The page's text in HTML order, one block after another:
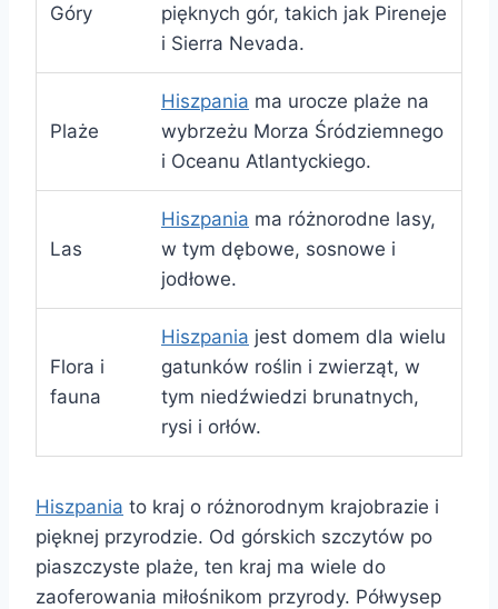
Góry
pięknych gór, takich jak Pireneje
i Sierra Nevada.
Plaże
Hiszpania ma urocze plaże na
wybrzeżu Morza Śródziemnego
i Oceanu Atlantyckiego.
Las
Hiszpania ma różnorodne lasy,
w tym dębowe, sosnowe i
jodłowe.
Flora i
fauna
Hiszpania jest domem dla wielu
gatunków roślin i zwierząt, w
tym niedźwiedzi brunatnych,
rysi i orłów.
Hiszpania to kraj o różnorodnym krajobrazie i
pięknej przyrodzie. Od górskich szczytów po
piaszczyste plaże, ten kraj ma wiele do
zaoferowania miłośnikom przyrody. Półwysep